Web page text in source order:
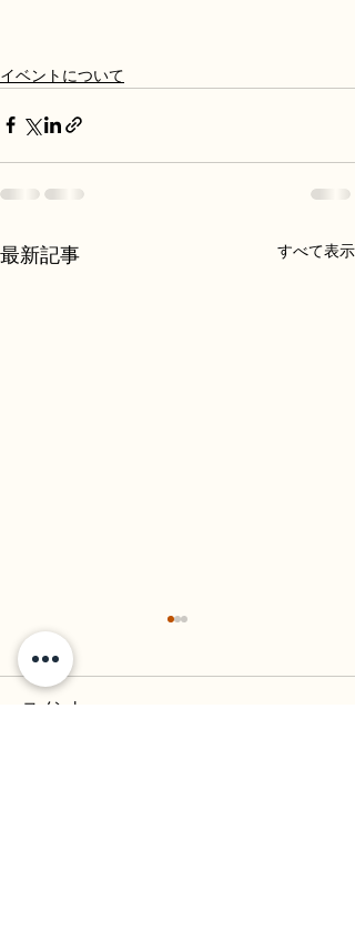
イベントについて
最新記事 すべて表示
コメント